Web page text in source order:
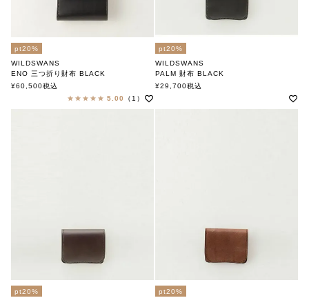
pt20%
WILDSWANS
ENO 三つ折り財布 BLACK
ワイルドスワンズ
¥60,500税込
5.00
（1）
pt20%
WILDSWANS
PALM 財布 BLACK
ワイルドスワンズ
¥29,700税込
pt20% pt20%